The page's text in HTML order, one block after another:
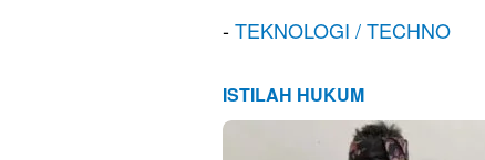
-TEKNOLOGI / TECHNO
ISTILAH HUKUM